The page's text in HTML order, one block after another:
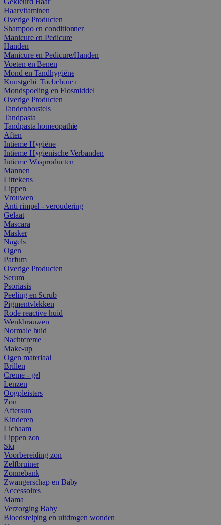
Haarvitaminen
Overige Producten
Shampoo en conditionner
Manicure en Pedicure
Handen
Manicure en Pedicure/Handen
Voeten en Benen
Mond en Tandhygiëne
Kunstgebit Toebehoren
Mondspoeling en Flosmiddel
Overige Producten
Tandenborstels
Tandpasta
Tandpasta homeopathie
Aften
Intieme Hygiëne
Intieme Hygienische Verbanden
Intieme Wasproducten
Mannen
Littekens
Lippen
Vrouwen
Anti rimpel - veroudering
Gelaat
Mascara
Masker
Nagels
Ogen
Parfum
Overige Producten
Serum
Psoriasis
Peeling en Scrub
Pigmentvlekken
Rode reactive huid
Wenkbrauwen
Normale huid
Nachtcreme
Make-up
Ogen materiaal
Brillen
Creme - gel
Lenzen
Oogpleisters
Zon
Aftersun
Kinderen
Lichaam
Lippen zon
Ski
Voorbereiding zon
Zelfbruiner
Zonnebank
Zwangerschap en Baby
Accessoires
Mama
Verzorging Baby
Bloedstelping en uitdrogen wonden